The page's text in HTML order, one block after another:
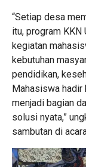
“Setiap desa
itu, program KKN
kegiatan
kebutuhan
pendidikan,
Mahasiswa hadir
menjadi bagian
solusi nyata,”
sambutan di